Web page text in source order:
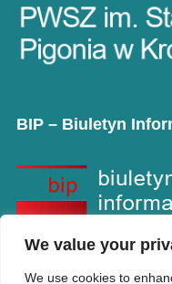
We value your
We use cookies to
BIP – Biuletyn